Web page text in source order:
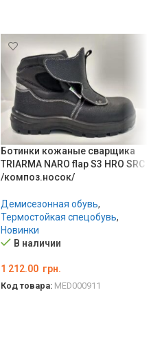
Ботинки кожаные сварщика
TRIARMA NARO flap S3 HRO SRC
/композ.носок/
Демисезонная обувь,
Термостойкая спецобувь,
Новинки
В наличии
1 212.00 грн.
Код товара: MED000911